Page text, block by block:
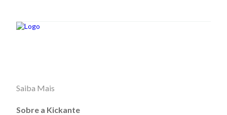
Saiba Mais
Sobre a Kickante